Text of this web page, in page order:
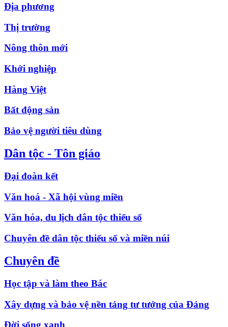
Địa phương
Thị trường
Nông thôn mới
Khởi nghiệp
Hàng Việt
Bất động sản
Bảo vệ người tiêu dùng
Dân tộc - Tôn giáo
Đại đoàn kết
Văn hoá - Xã hội vùng miền
Văn hóa, du lịch dân tộc thiểu số
Chuyên đề dân tộc thiểu số và miền núi
Chuyên đề
Học tập và làm theo Bác
Xây dựng và bảo vệ nền tảng tư tưởng của Đảng